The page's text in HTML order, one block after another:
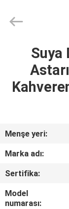
ÜRÜN:%
TURU
Suya
Menşe yeri:
Marka adı:
Sertifika:
Model
numarası: